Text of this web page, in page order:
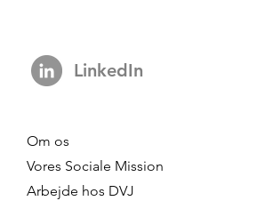
Pernella Geluk - Geluk
Marketing
LinkedIn
Om os
Vores Sociale Mission
Arbejde hos DVJ